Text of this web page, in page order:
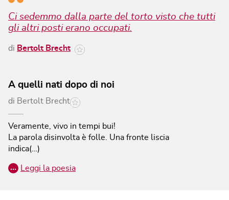
Ci sedemmo dalla parte del torto visto che tutti
gli altri posti erano occupati.
di Bertolt Brecht
A quelli nati dopo di noi
di Bertolt Brecht
Veramente, vivo in tempi bui!
La parola disinvolta è folle. Una fronte liscia
indica(…)
… Leggi la poesia